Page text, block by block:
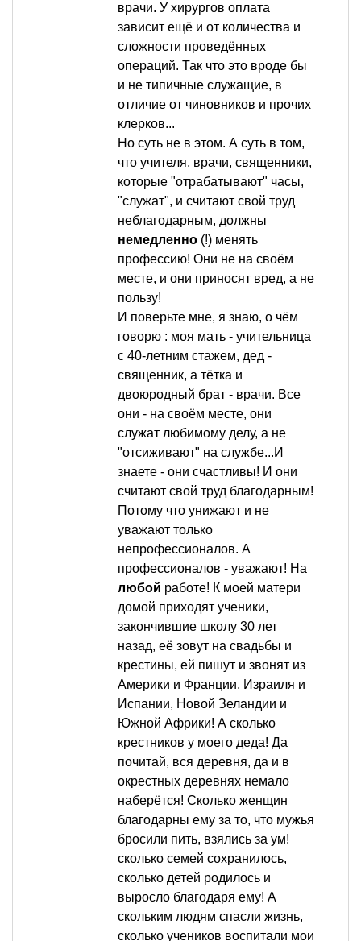
врачи. У хирургов оплата
зависит ещё и от количества и
сложности проведённых
операций. Так что это вроде бы
и не типичные служащие, в
отличие от чиновников и прочих
клерков...
Но суть не в этом. А суть в том,
что учителя, врачи, священники,
которые "отрабатывают" часы,
"служат", и считают свой труд
неблагодарным, должны
немедленно (!) менять
профессию! Они не на своём
месте, и они приносят вред, а не
пользу!
И поверьте мне, я знаю, о чём
говорю : моя мать - учительница
с 40-летним стажем, дед -
священник, а тётка и
двоюродный брат - врачи. Все
они - на своём месте, они
служат любимому делу, а не
"отсиживают" на службе...И
знаете - они счастливы! И они
считают свой труд благодарным!
Потому что унижают и не
уважают только
непрофессионалов. А
профессионалов - уважают! На
любой работе! К моей матери
домой приходят ученики,
закончившие школу 30 лет
назад, её зовут на свадьбы и
крестины, ей пишут и звонят из
Америки и Франции, Израиля и
Испании, Новой Зеландии и
Южной Африки! А сколько
крестников у моего деда! Да
почитай, вся деревня, да и в
окрестных деревнях немало
наберётся! Сколько женщин
благодарны ему за то, что мужья
бросили пить, взялись за ум!
сколько семей сохранилось,
сколько детей родилось и
выросло благодаря ему! А
скольким людям спасли жизнь,
сколько учеников воспитали мои